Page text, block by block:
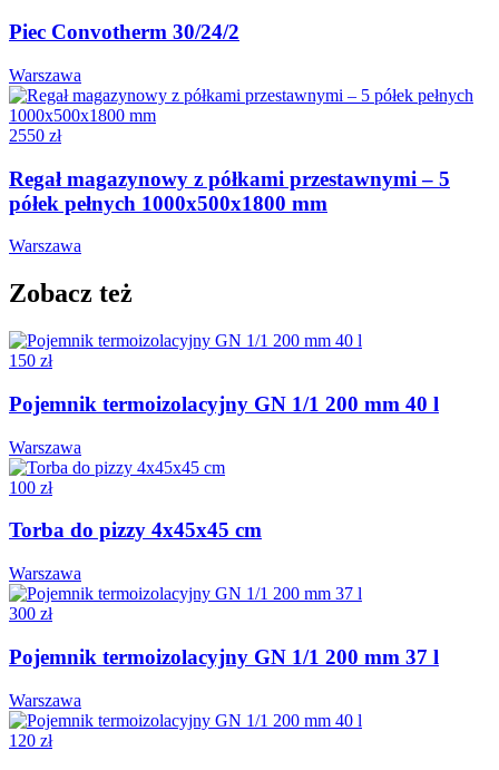
Piec Convotherm 30/24/2
Warszawa
2550 zł
Regał magazynowy z półkami przestawnymi – 5
półek pełnych 1000x500x1800 mm
Warszawa
Zobacz też
150 zł
Pojemnik termoizolacyjny GN 1/1 200 mm 40 l
Warszawa
100 zł
Torba do pizzy 4x45x45 cm
Warszawa
300 zł
Pojemnik termoizolacyjny GN 1/1 200 mm 37 l
Warszawa
120 zł